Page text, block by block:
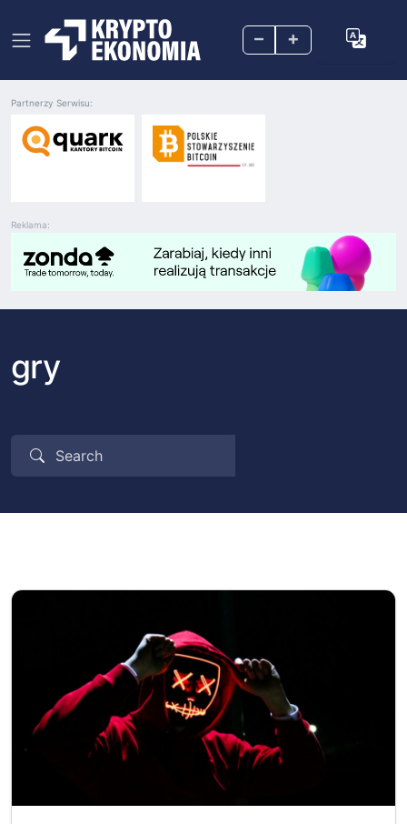
– +
Reklama:
Partnerzy Serwisu:
gry